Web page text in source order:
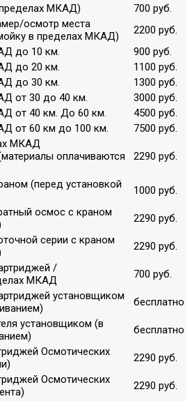
МКАД)
700 руб.
осмотр места
в пределах МКАД)
2200 руб.
до 10 км.
900 руб.
до 20 км.
1100 руб.
до 30 км.
1300 руб.
от 30 до 40 км.
3000 руб.
от 40 км. До 60 км.
4500 руб.
от 60 км до 100 км.
7500 руб.
МКАД
оплачиваются
2290 руб.
(перед установкой
1000 руб.
осмос с краном
2290 руб.
серии с краном
2290 руб.
/
МКАД
700 руб.
установщиком
бесплатно
установщиком (в
бесплатно
Осмотических
2290 руб.
Осмотических
2290 руб.